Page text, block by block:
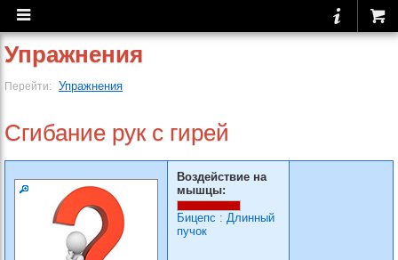
Упражнения
Перейти: Упражнения
Сгибание рук с гирей
Воздействие на
мышцы:
Бицепс : Длинный
пучок